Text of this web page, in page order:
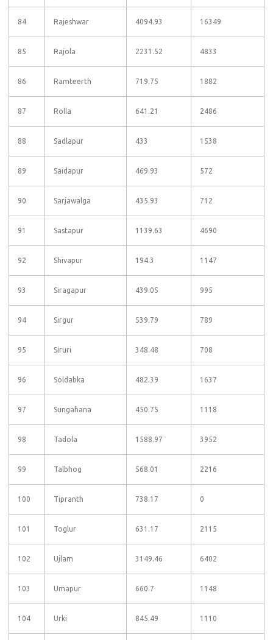
84 Rajeshwar 4094.93 16349
85 Rajola 2231.52 4833
86 Ramteerth 719.75 1882
87 Rolla 641.21 2486
88 Sadlapur 433 1538
89 Saidapur 469.93 572
90 Sarjawalga 435.93 712
91 Sastapur 1139.63 4690
92 Shivapur 194.3 1147
93 Siragapur 439.05 995
94 Sirgur 539.79 789
95 Siruri 348.48 708
96 Soldabka 482.39 1637
97 Sungahana 450.75 1118
98 Tadola 1588.97 3952
99 Talbhog 568.01 2216
100 Tipranth 738.17 0
101 Toglur 631.17 2115
102 Ujlam 3149.46 6402
103 Umapur 660.7 1148
104 Urki 845.49 1110